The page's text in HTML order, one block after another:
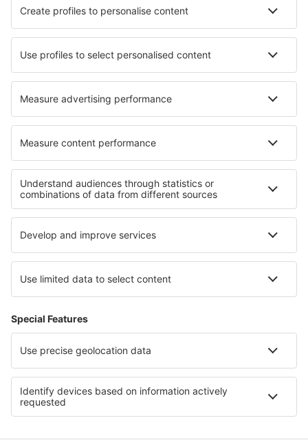
Nejlepší hotely - regiony
Hotely v Costa Rica Hotely v Arenal Volcano National Park
Hotely v La Amistad International Park
Hotely in Corcovado National Park
Hotely v Národní park Augrabies Falls Hotely in Campeche
Hotely in Podhale and Orava
Hotely v Národní park Capitol Reef Hotely v Dolní Kalifornii